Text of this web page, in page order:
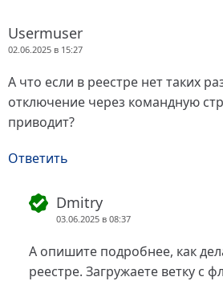
Usermuser
02.06.2025 в 15:27
А что если в реестре нет таких
отключение через командную
приводит?
Ответить
Dmitry
03.06.2025 в 08:37
А опишите подробнее, как
реестре. Загружаете ветку с